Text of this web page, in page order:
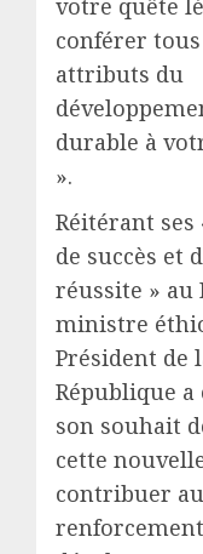
votre quête
conférer
attributs du
durable à
».
Réitérant
de succès et
réussite » au
ministre
Président de
République
son souhait
cette
contribuer au